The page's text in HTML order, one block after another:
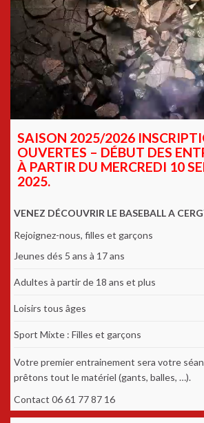
SAISON 2025/2026
OUVERTES – DÉBUT DES
À PARTIR DU MERCREDI 10
2025.
VENEZ DÉCOUVRIR LE BASEBALL A
Rejoignez-nous, filles et garçons
Jeunes dés 5 ans à 17 ans
Adultes à partir de 18 ans et plus
Loisirs tous âges
Sport Mixte : Filles et garçons
Votre premier entrainement sera votre
prêtons tout le matériel (gants, balles, …).
Contact 06 61 77 87 16